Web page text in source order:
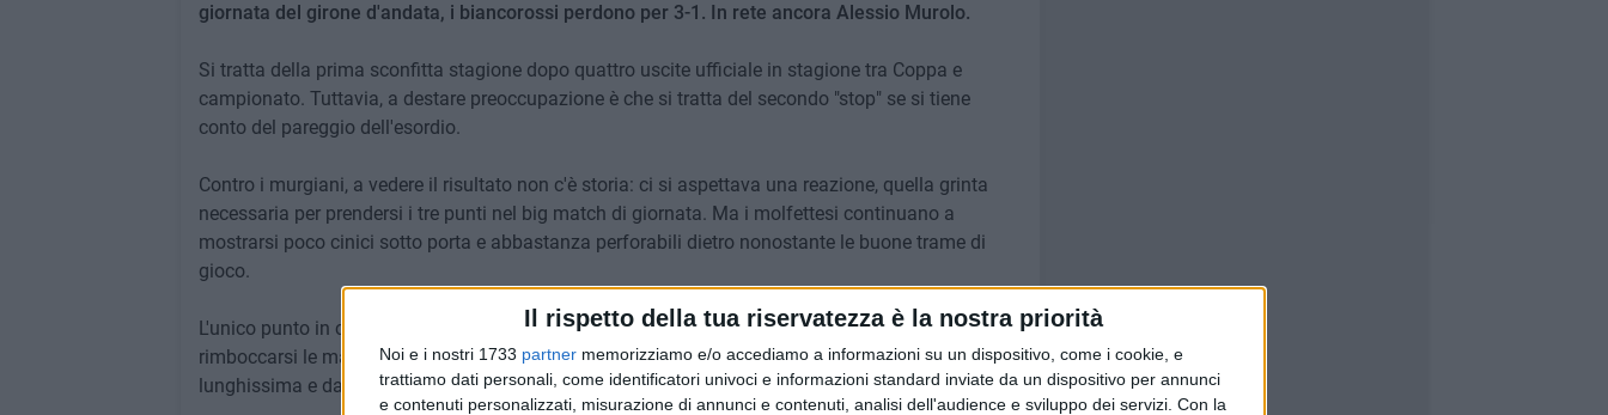
Il rispetto della tua riservatezza è la nostra priorità
Noi e i nostri 1733 partner memorizziamo e/o accediamo a informazioni su un dispositivo, come i cookie, e
trattiamo dati personali, come identificatori univoci e informazioni standard inviate da un dispositivo per annunci
e contenuti personalizzati, misurazione di annunci e contenuti, analisi dell'audience e sviluppo dei servizi. Con la
giornata del girone d'andata, i biancorossi perdono per 3-1. In rete ancora Alessio Murolo.
Si tratta della prima sconfitta stagione dopo quattro uscite ufficiale in stagione tra Coppa e
campionato. Tuttavia, a destare preoccupazione è che si tratta del secondo "stop" se si tiene
conto del pareggio dell'esordio.
Contro i murgiani, a vedere il risultato non c'è storia: ci si aspettava una reazione, quella grinta
necessaria per prendersi i tre punti nel big match di giornata. Ma i molfettesi continuano a
mostrarsi poco cinici sotto porta e abbastanza perforabili dietro nonostante le buone trame di
gioco.
L'unico punto in classifica, però, non deve spaventare: per mister Allegretta e i suoi serve
rimboccarsi le maniche e continuare ancora a lavorare per una stagione che si preannuncia
lunghissima e dall'esito tutto tranne che scontato.